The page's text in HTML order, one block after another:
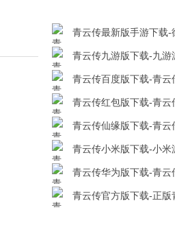
青云传最新版手游下载-
v17.8.0安卓版下载
青云传九游版下载-九游
v17.8.0安卓版下载
青云传百度版下载-青云
v17.8.0安卓版下载
青云传红包版下载-青云
v17.8.0安卓版下载
青云传仙缘版下载-青
安卓版下载
青云传小米版下载-小米
v17.8.0安卓版下载
青云传华为版下载-青云
v17.8.0安卓版下载
青云传官方版下载-正版